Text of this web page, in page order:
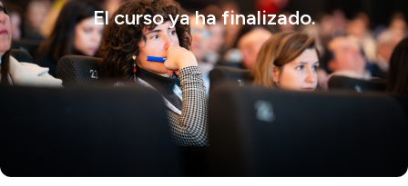
El curso ya ha finalizado.